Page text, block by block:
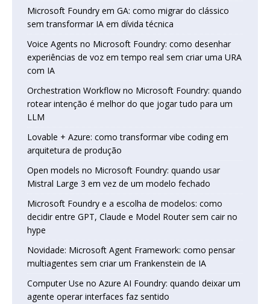
Microsoft Foundry em GA: como migrar do clássico
sem transformar IA em dívida técnica
Voice Agents no Microsoft Foundry: como desenhar
experiências de voz em tempo real sem criar uma URA
com IA
Orchestration Workflow no Microsoft Foundry: quando
rotear intenção é melhor do que jogar tudo para um
LLM
Lovable + Azure: como transformar vibe coding em
arquitetura de produção
Open models no Microsoft Foundry: quando usar
Mistral Large 3 em vez de um modelo fechado
Microsoft Foundry e a escolha de modelos: como
decidir entre GPT, Claude e Model Router sem cair no
hype
Novidade: Microsoft Agent Framework: como pensar
multiagentes sem criar um Frankenstein de IA
Computer Use no Azure AI Foundry: quando deixar um
agente operar interfaces faz sentido